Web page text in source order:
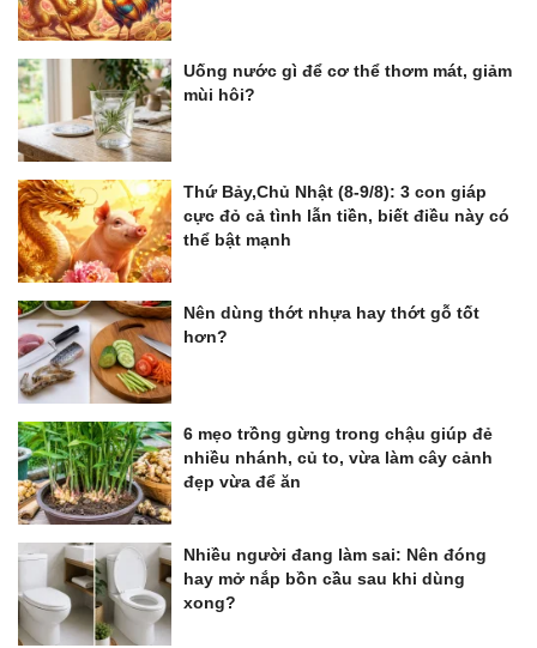
Uống nước gì để cơ thể thơm mát, giảm
mùi hôi?
Thứ Bảy,Chủ Nhật (8-9/8): 3 con giáp
cực đỏ cả tình lẫn tiền, biết điều này có
thể bật mạnh
Nên dùng thớt nhựa hay thớt gỗ tốt
hơn?
6 mẹo trồng gừng trong chậu giúp đẻ
nhiều nhánh, củ to, vừa làm cây cảnh
đẹp vừa để ăn
Nhiều người đang làm sai: Nên đóng
hay mở nắp bồn cầu sau khi dùng
xong?